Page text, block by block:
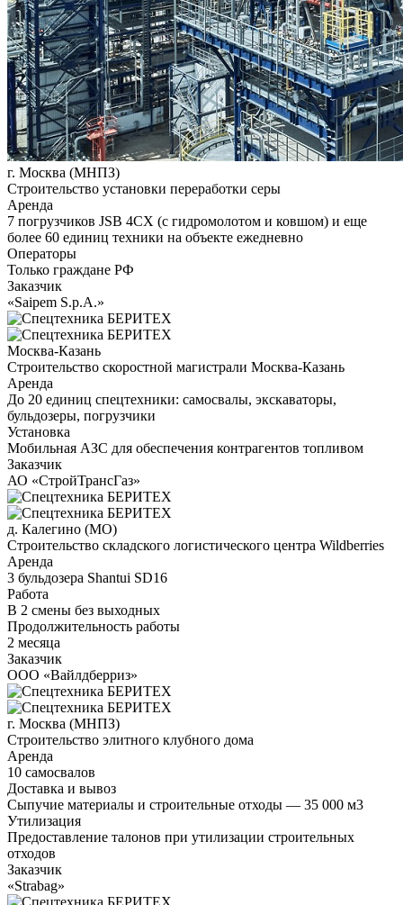
г. Москва (МНПЗ)
Строительство установки переработки серы
Аренда
7 погрузчиков JSB 4CX (с гидромолотом и ковшом) и еще
более 60 единиц техники на объекте ежедневно
Операторы
Только граждане РФ
Заказчик
«Saipem S.p.A.»
Москва-Казань
Строительство скоростной магистрали Москва-Казань
Аренда
До 20 единиц спецтехники: самосвалы, экскаваторы,
бульдозеры, погрузчики
Установка
Мобильная АЗС для обеспечения контрагентов топливом
Заказчик
АО «СтройТрансГаз»
д. Калегино (МО)
Строительство складского логистического центра Wildberries
Аренда
3 бульдозера Shantui SD16
Работа
В 2 смены без выходных
Продолжительность работы
2 месяца
Заказчик
ООО «Вайлдберриз»
г. Москва (МНПЗ)
Строительство элитного клубного дома
Аренда
10 самосвалов
Доставка и вывоз
Сыпучие материалы и строительные отходы — 35 000 м3
Утилизация
Предоставление талонов при утилизации строительных
отходов
Заказчик
«Strabag»